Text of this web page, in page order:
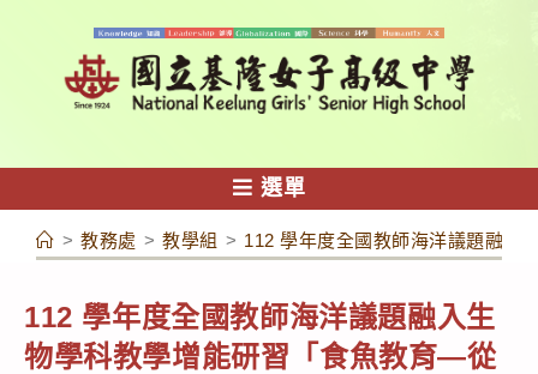
容
選單
> 教務處 > 教學組 > 112 學年度全國教師海洋議題融入
112 學年度全國教師海洋議題融入生
物學科教學增能研習「食魚教育—從